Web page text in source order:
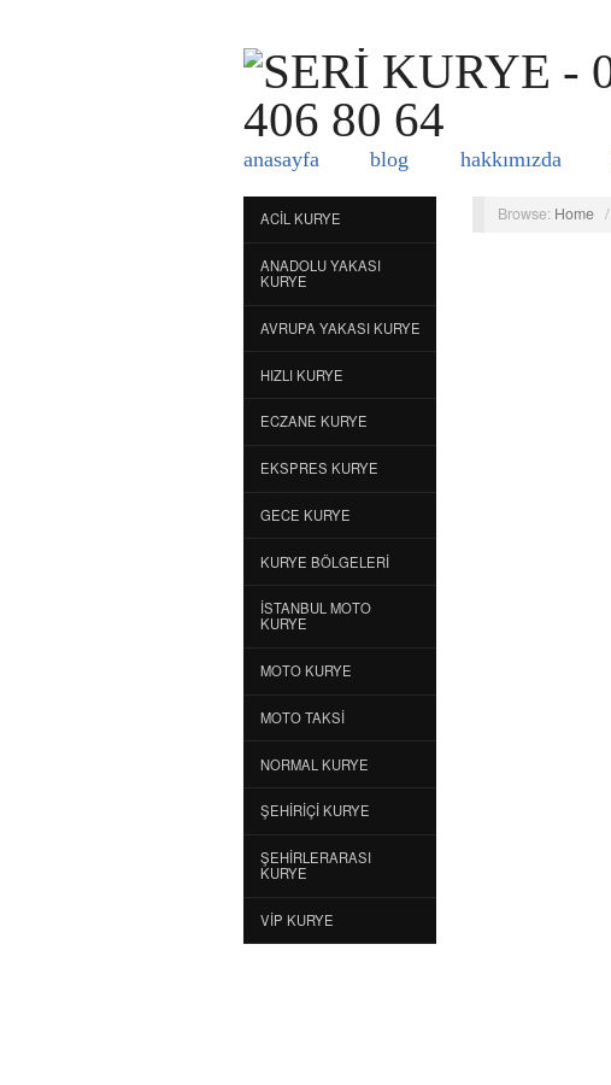
anasayfa blog hakkımızda
ACIL KURYE
ANADOLU YAKASI
KURYE
AVRUPA YAKASI KURYE
HIZLI KURYE
ECZANE KURYE
EKSPRES KURYE
GECE KURYE
KURYE BÖLGELERI
İSTANBUL MOTO
KURYE
MOTO KURYE
MOTO TAKSI
NORMAL KURYE
ŞEHIRIÇI KURYE
ŞEHIRLERARASI
KURYE
VIP KURYE
Browse: Home /